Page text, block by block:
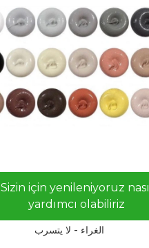
Sizin için yenileniyoruz nasıl
yardımcı olabiliriz
الغراء - لا يتسرب